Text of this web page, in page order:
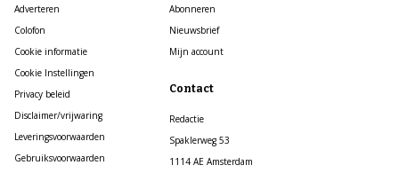
Adverteren
Colofon
Cookie informatie
Cookie Instellingen
Privacy beleid
Disclaimer/vrijwaring
Leveringsvoorwaarden
Gebruiksvoorwaarden
Abonneren
Nieuwsbrief
Mijn account
Contact
Redactie
Spaklerweg 53
1114 AE Amsterdam